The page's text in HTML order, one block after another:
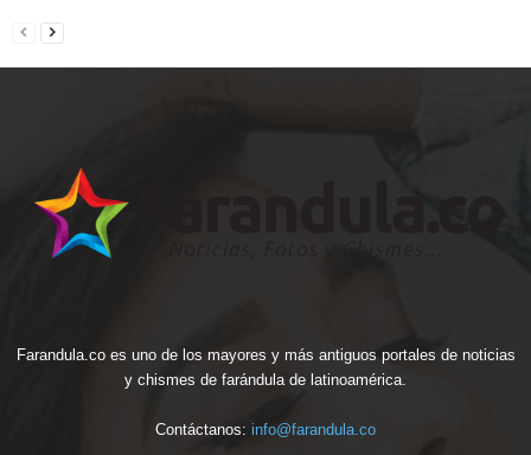
Farandula.co es uno de los mayores y más antiguos portales de noticias
y chismes de farándula de latinoamérica.
Contáctanos: info@farandula.co